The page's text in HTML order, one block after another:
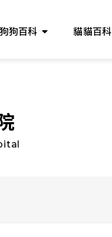
狗狗百科 貓貓百科